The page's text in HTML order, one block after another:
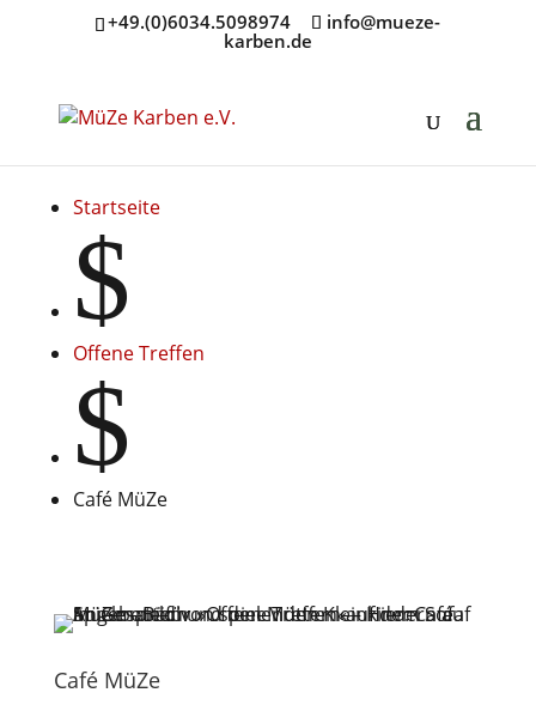
+49.(0)6034.5098974
info@mueze-
karben.de
Startseite
$
Offene Treffen
$
Café MüZe
Café MüZe